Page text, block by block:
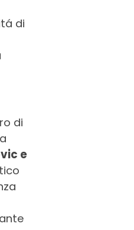
di
di
e